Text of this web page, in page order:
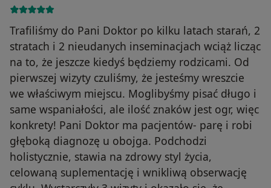
Trafiliśmy do Pani Doktor po kilku latach starań, 2
stratach i 2 nieudanych inseminacjach wciąż licząc
na to, że jeszcze kiedyś będziemy rodzicami. Od
pierwszej wizyty czuliśmy, że jesteśmy wreszcie
we właściwym miejscu. Moglibyśmy pisać długo i
same wspaniałości, ale ilość znaków jest ogr, więc
konkrety! Pani Doktor ma pacjentów- parę i robi
głęboką diagnozę u obojga. Podchodzi
holistycznie, stawia na zdrowy styl życia,
celowaną suplementację i wnikliwą obserwację